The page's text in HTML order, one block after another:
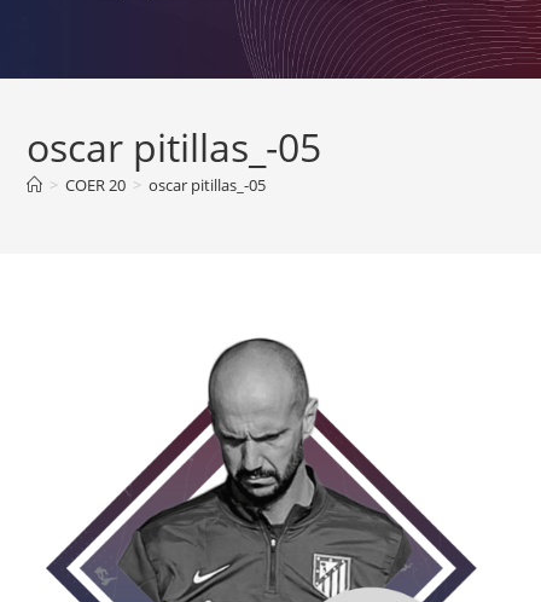
oscar pitillas_-05
> COER 20 > oscar pitillas_-05